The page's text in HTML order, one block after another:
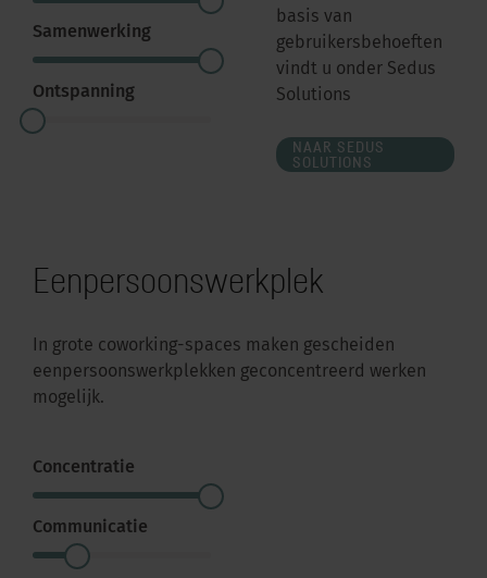
Samenwerking
Ontspanning
basis van
gebruikersbehoeften
vindt u onder Sedus
Solutions
NAAR SEDUS
SOLUTIONS
Eenpersoonswerkplek
In grote coworking-spaces maken gescheiden
eenpersoonswerkplekken geconcentreerd werken
mogelijk.
Concentratie
Communicatie